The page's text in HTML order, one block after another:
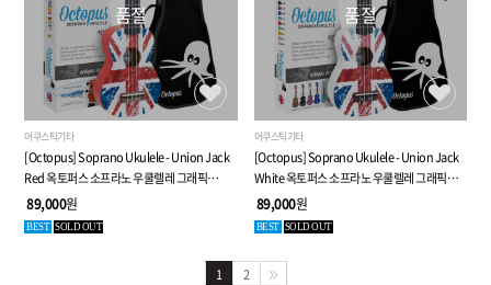
품절
어쿠스틱기타
[Octopus] Soprano Ukulele - Union Jack
Red 옥토퍼스 소프라노 우쿨렐레 그래픽
시리즈 - 8가지 특별 사은품
89,000원
BEST SOLD OUT
품절
어쿠스틱기타
[Octopus] Soprano Ukulele - Union Jack
White 옥토퍼스 소프라노 우쿨렐레 그래픽
시리즈 - 8가지 특별 사은품
89,000원
BEST SOLD OUT
1 2